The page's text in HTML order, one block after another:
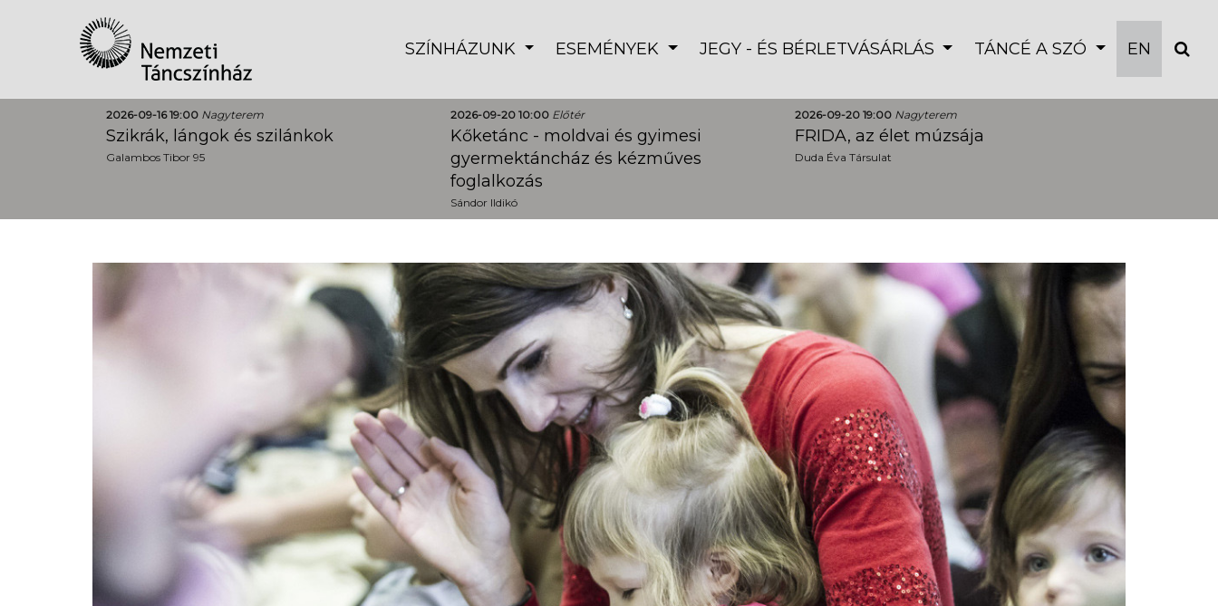
SZÍNHÁZUNK ESEMÉNYEK JEGY - ÉS BÉRLETVÁSÁRLÁS TÁNCÉ A SZÓ EN
2026-09-16 19:00 Nagyterem
Szikrák, lángok és szilánkok
Galambos Tibor 95
2026-09-20 10:00 Előtér
Kőketánc - moldvai és gyimesi
gyermektáncház és kézműves
foglalkozás
Sándor Ildikó
2026-09-20 19:00 Nagyterem
FRIDA, az élet múzsája
Duda Éva Társulat